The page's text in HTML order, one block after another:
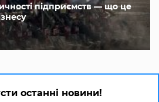
підприємств — що це
останні новини!